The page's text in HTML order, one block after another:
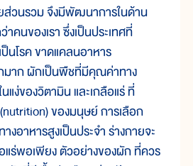
ส่วนรวม จึงมีพัฒนาการในด้าน
คนของเรา ซึ่งเป็นประเทศที่
นโรค ขาดแคลนอาหาร
มาก ผักเป็นพืชที่มีคุณค่าทาง
แง่ของวิตามิน และเกลือแร่ ที่
ของมนุษย์ การเลือก
อาหารสูงเป็นประจำ ร่างกายจะ
แร่พอเพียง ตัวอย่างของผัก ที่ควร